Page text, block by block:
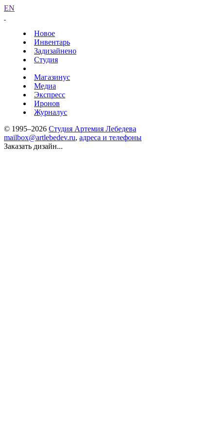
EN
Новое
Инвентарь
Задизайнено
Студия
Магазинус
Медиа
Экспресс
Иронов
Журналус
© 1995–2026 Студия Артемия Лебедева
mailbox@artlebedev.ru, адреса и телефоны
Заказать дизайн...